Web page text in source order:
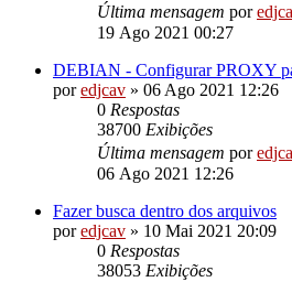
Última mensagem por
19 Ago 2021 00:27
DEBIAN - Configurar PROXY
poredjcav » 06 Ago 2021 12:26
0 Respostas
38700 Exibições
Última mensagem por
06 Ago 2021 12:26
Fazer busca dentro dos arquivos
poredjcav » 10 Mai 2021 20:09
0 Respostas
38053 Exibições